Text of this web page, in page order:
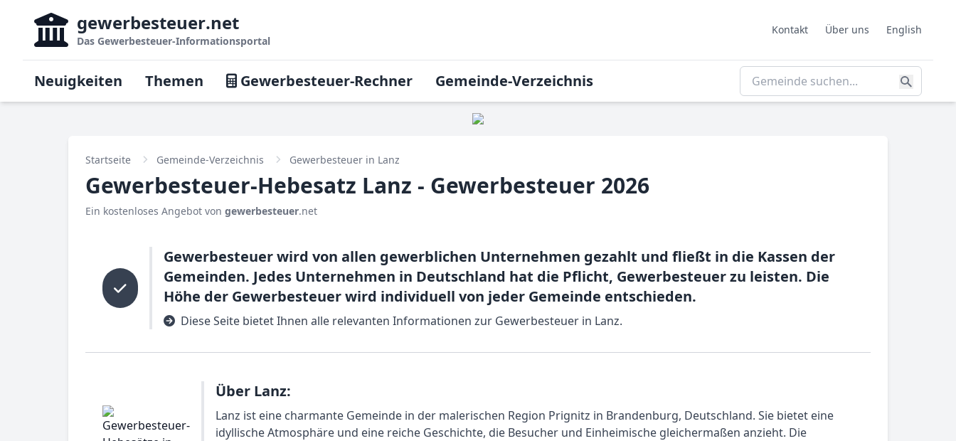
gewerbesteuer.net
Das Gewerbesteuer-Informationsportal
Kontakt Über uns English
Neuigkeiten Themen Gewerbesteuer-Rechner Gemeinde-Verzeichnis
Startseite Gemeinde-Verzeichnis Gewerbesteuer in Lanz
Gewerbesteuer-Hebesatz Lanz - Gewerbesteuer 2026
Ein kostenloses Angebot von gewerbesteuer.net
Gewerbesteuer wird von allen gewerblichen Unternehmen gezahlt und fließt in die Kassen der
Gemeinden. Jedes Unternehmen in Deutschland hat die Pflicht, Gewerbesteuer zu leisten. Die
Höhe der Gewerbesteuer wird individuell von jeder Gemeinde entschieden.
Diese Seite bietet Ihnen alle relevanten Informationen zur Gewerbesteuer in Lanz.
Über Lanz:
Lanz ist eine charmante Gemeinde in der malerischen Region Prignitz in Brandenburg, Deutschland. Sie bietet eine
idyllische Atmosphäre und eine reiche Geschichte, die Besucher und Einheimische gleichermaßen anzieht. Die